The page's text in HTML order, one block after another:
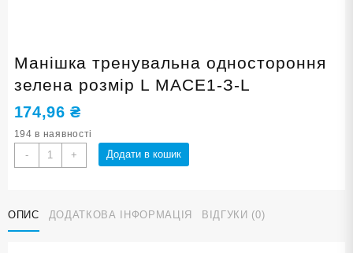
Манішка тренувальна одностороння
зелена розмір L MACE1-З-L
174,96₴
194 в наявності
-
Манішка
тренувальна
розмір
L
+ Додати в кошик
ОПИС ДОДАТКОВА ІНФОРМАЦІЯ ВІДГУКИ (0)